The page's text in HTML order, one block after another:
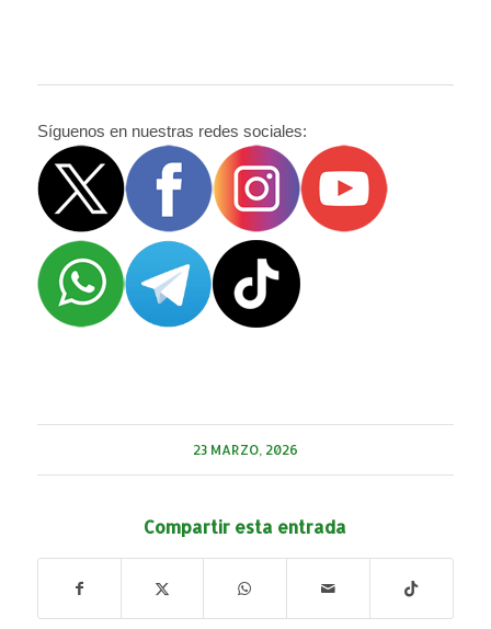
Síguenos en nuestras redes sociales:
23 MARZO, 2026
Compartir esta entrada